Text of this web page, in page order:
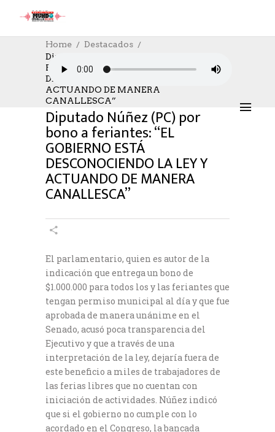
Home
Destacados
Diputado Núñez (PC) Por Bono A
Feriantes: “EL GOBIERNO ESTÁ
DESCONOCIENDO LA LEY Y
ACTUANDO DE MANERA
CANALLESCA”
DESTACADOS NOTICIAS,TRABAJO
23/06/2021
1122 SEEN
0 COMMENTS
Diputado Núñez (PC) por
bono a feriantes: “EL
GOBIERNO ESTÁ
DESCONOCIENDO LA LEY Y
ACTUANDO DE MANERA
CANALLESCA”
El parlamentario, quien es autor de la
indicación que entrega un bono de
$1.000.000 para todos los y las feriantes que
tengan permiso municipal al día y que fue
aprobada de manera unánime en el
Senado, acusó poca transparencia del
Ejecutivo y que a través de una
interpretación de la ley, dejaría fuera de
este beneficio a miles de trabajadores de
las ferias libres que no cuentan con
iniciación de actividades. Núñez indicó
que si el gobierno no cumple con lo
acordado en el Congreso, la bancada